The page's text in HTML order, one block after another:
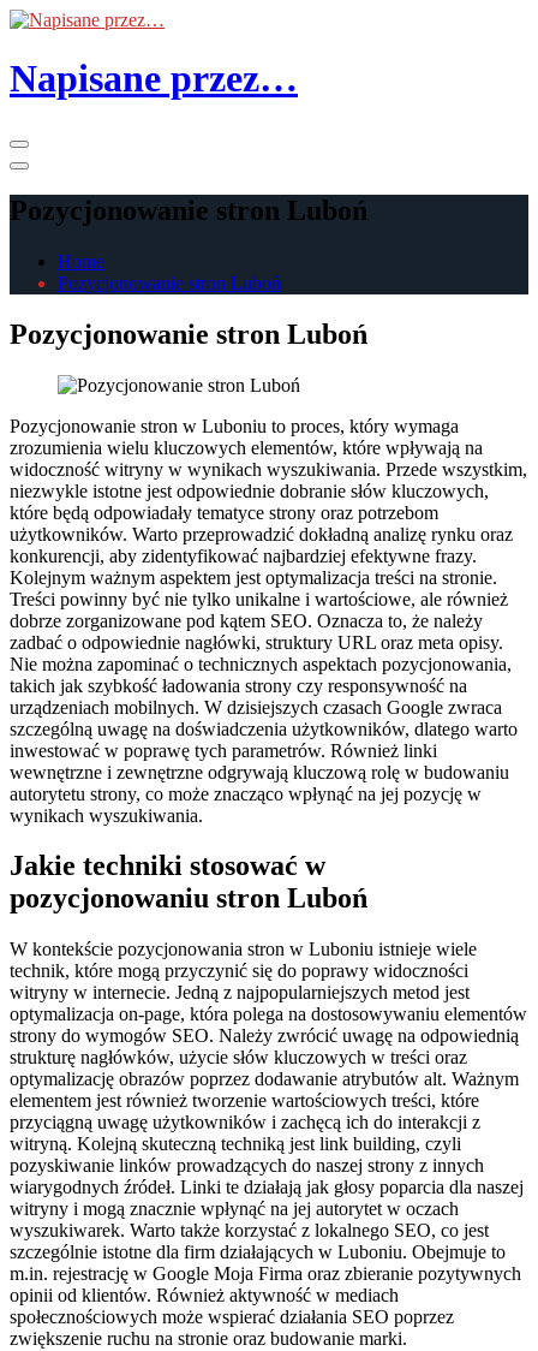
Skip
the
content
Napisane przez…
Pozycjonowanie stron Luboń
Home
Pozycjonowanie stron Luboń
Pozycjonowanie stron Luboń
Pozycjonowanie stron w Luboniu to proces, który wymaga
zrozumienia wielu kluczowych elementów, które wpływają na
widoczność witryny w wynikach wyszukiwania. Przede wszystkim,
niezwykle istotne jest odpowiednie dobranie słów kluczowych,
które będą odpowiadały tematyce strony oraz potrzebom
użytkowników. Warto przeprowadzić dokładną analizę rynku oraz
konkurencji, aby zidentyfikować najbardziej efektywne frazy.
Kolejnym ważnym aspektem jest optymalizacja treści na stronie.
Treści powinny być nie tylko unikalne i wartościowe, ale również
dobrze zorganizowane pod kątem SEO. Oznacza to, że należy
zadbać o odpowiednie nagłówki, struktury URL oraz meta opisy.
Nie można zapominać o technicznych aspektach pozycjonowania,
takich jak szybkość ładowania strony czy responsywność na
urządzeniach mobilnych. W dzisiejszych czasach Google zwraca
szczególną uwagę na doświadczenia użytkowników, dlatego warto
inwestować w poprawę tych parametrów. Również linki
wewnętrzne i zewnętrzne odgrywają kluczową rolę w budowaniu
autorytetu strony, co może znacząco wpłynąć na jej pozycję w
wynikach wyszukiwania.
Jakie techniki stosować w
pozycjonowaniu stron Luboń
W kontekście pozycjonowania stron w Luboniu istnieje wiele
technik, które mogą przyczynić się do poprawy widoczności
witryny w internecie. Jedną z najpopularniejszych metod jest
optymalizacja on-page, która polega na dostosowywaniu elementów
strony do wymogów SEO. Należy zwrócić uwagę na odpowiednią
strukturę nagłówków, użycie słów kluczowych w treści oraz
optymalizację obrazów poprzez dodawanie atrybutów alt. Ważnym
elementem jest również tworzenie wartościowych treści, które
przyciągną uwagę użytkowników i zachęcą ich do interakcji z
witryną. Kolejną skuteczną techniką jest link building, czyli
pozyskiwanie linków prowadzących do naszej strony z innych
wiarygodnych źródeł. Linki te działają jak głosy poparcia dla naszej
witryny i mogą znacznie wpłynąć na jej autorytet w oczach
wyszukiwarek. Warto także korzystać z lokalnego SEO, co jest
szczególnie istotne dla firm działających w Luboniu. Obejmuje to
m.in. rejestrację w Google Moja Firma oraz zbieranie pozytywnych
opinii od klientów. Również aktywność w mediach
społecznościowych może wspierać działania SEO poprzez
zwiększenie ruchu na stronie oraz budowanie marki.